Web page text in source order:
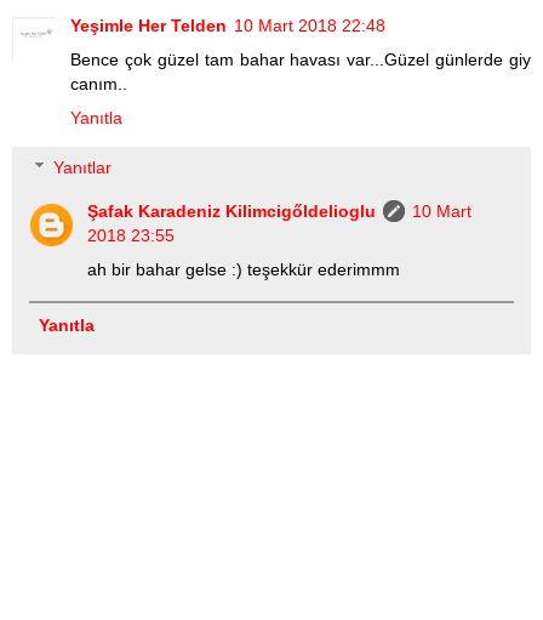
Yeşimle Her Telden 10 Mart 2018 22:48
Bence çok güzel tam bahar havası var...Güzel günlerde giy
canım..
Yanıtla
Yanıtlar
Şafak Karadeniz Kilimcigőldelioglu
10 Mart
2018 23:55
ah bir bahar gelse :) teşekkür ederimmm
Yanıtla